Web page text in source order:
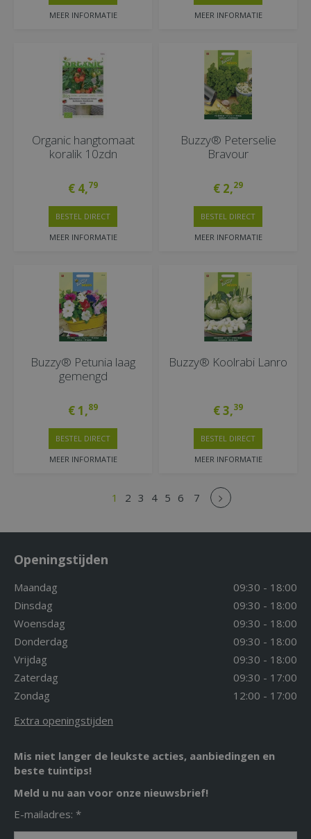
MEER INFORMATIE MEER INFORMATIE
Organic hangtomaat
koralik 10zdn
€ 4,79
MEER INFORMATIE
BESTEL DIRECT
Buzzy® Peterselie
Bravour
€ 2,29
MEER INFORMATIE
BESTEL DIRECT
Buzzy® Petunia laag
gemengd
€1,89
MEER INFORMATIE
BESTEL DIRECT
Buzzy® Koolrabi Lanro
€3,39
MEER INFORMATIE
BESTEL DIRECT
1 2 3 4 5 6 7
Openingstijden
Maandag
09:30 - 18:00
Dinsdag
09:30 - 18:00
Woensdag
09:30 - 18:00
Donderdag
09:30 - 18:00
Vrijdag
09:30 - 18:00
Zaterdag
09:30 - 17:00
Zondag
12:00 - 17:00
Extra openingstijden
Mis niet langer de leukste acties, aanbiedingen en
beste tuintips!
Meld u nu aan voor onze nieuwsbrief!
E-mailadres: *